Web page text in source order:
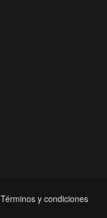
Términos y condiciones